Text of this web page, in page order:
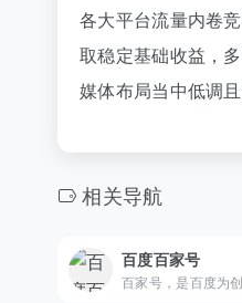
各大平台流量内卷
取稳定基础收益，
媒体布局当中低调
相关导航
百度百家号